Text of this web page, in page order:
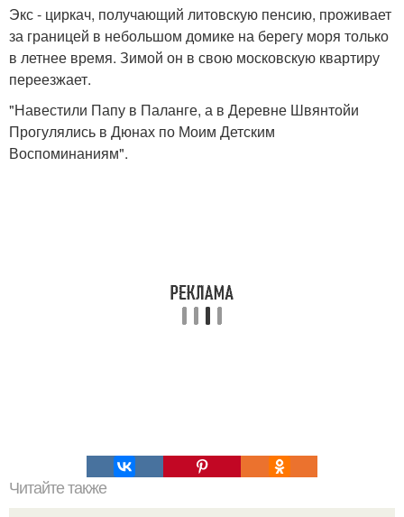
Экс - циркач, получающий литовскую пенсию, проживает
за границей в небольшом домике на берегу моря только
в летнее время. Зимой он в свою московскую квартиру
переезжает.
"Навестили Папу в Паланге, а в Деревне Швянтойи
Прогулялись в Дюнах по Моим Детским
Воспоминаниям".
Читайте также